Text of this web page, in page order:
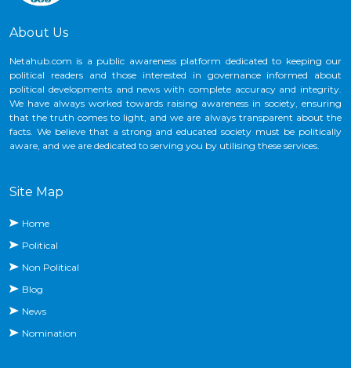
About Us
Netahub.com is a public awareness platform dedicated to keeping our
political readers and those interested in governance informed about
political developments and news with complete accuracy and integrity.
We have always worked towards raising awareness in society, ensuring
that the truth comes to light, and we are always transparent about the
facts. We believe that a strong and educated society must be politically
aware, and we are dedicated to serving you by utilising these services.
Site Map
Home
Political
Non Political
Blog
News
Nomination